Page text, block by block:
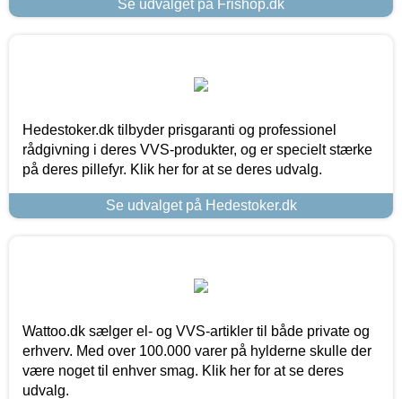
Se udvalget på Frishop.dk
Hedestoker.dk tilbyder prisgaranti og professionel
rådgivning i deres VVS-produkter, og er specielt stærke
på deres pillefyr. Klik her for at se deres udvalg.
Se udvalget på Hedestoker.dk
Wattoo.dk sælger el- og VVS-artikler til både private og
erhverv. Med over 100.000 varer på hylderne skulle der
være noget til enhver smag. Klik her for at se deres
udvalg.